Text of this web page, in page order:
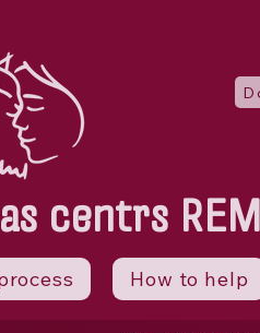
centrs
How to help